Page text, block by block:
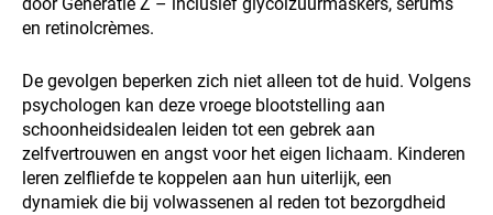
en retinolcrèmes.
De gevolgen beperken zich niet alleen tot de huid. Volgens
psychologen kan deze vroege blootstelling aan
schoonheidsidealen leiden tot een gebrek aan
zelfvertrouwen en angst voor het eigen lichaam. Kinderen
leren zelfliefde te koppelen aan hun uiterlijk, een
dynamiek die bij volwassenen al reden tot bezorgdheid